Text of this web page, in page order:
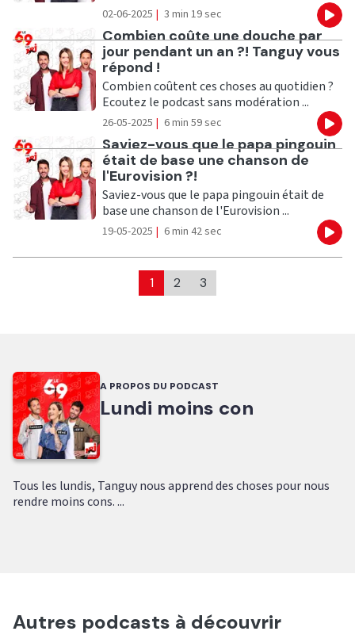
02-06-2025 | 3 min 19 sec
Ecouter
Combien coûte une douche par
jour pendant un an ?! Tanguy vous
répond !
Combien coûtent ces choses au quotidien ?
Ecoutez le podcast sans modération ...
26-05-2025 | 6 min 59 sec
Ecouter
Saviez-vous que le papa pingouin
était de base une chanson de
l'Eurovision ?!
Saviez-vous que le papa pingouin était de
base une chanson de l'Eurovision ...
19-05-2025 | 6 min 42 sec
1 2 3
A PROPOS DU PODCAST
Lundi moins con
Tous les lundis, Tanguy nous apprend des choses pour nous
rendre moins cons. ...
Autres podcasts à découvrir